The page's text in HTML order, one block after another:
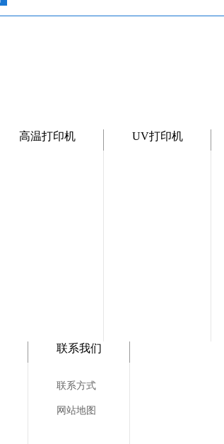
高温打印机 UV打印机
联系我们
联系方式
网站地图